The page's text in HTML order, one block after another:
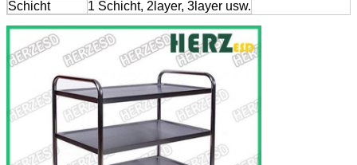
Schicht
1 Schicht, 2layer, 3layer usw.